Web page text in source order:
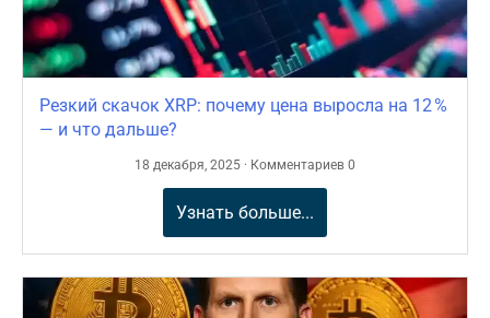
Резкий скачок XRP: почему цена выросла на 12 %
— и что дальше?
18 декабря, 2025 · Комментариев 0
Узнать больше...